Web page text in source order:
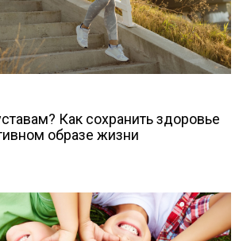
Как сохранить здоровье
образе жизни